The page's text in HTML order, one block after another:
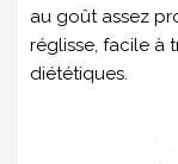
au goût assez
réglisse, facile à
diététiques.